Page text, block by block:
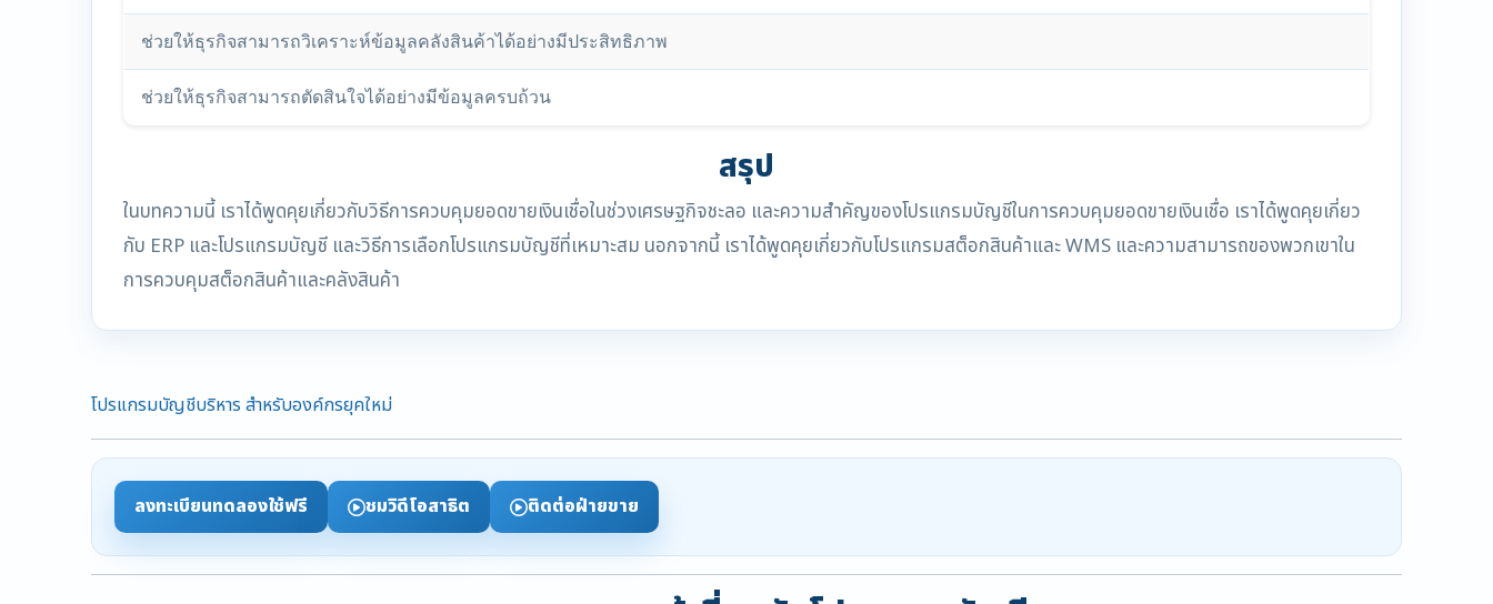
ช่วยให้ธุรกิจสามารถวิเคราะห์ข้อมูลคลังสินค้าได้อย่างมีประสิทธิภาพ
ช่วยให้ธุรกิจสามารถตัดสินใจได้อย่างมีข้อมูลครบถ้วน
สรุป
ในบทความนี้ เราได้พูดคุยเกี่ยวกับวิธีการควบคุมยอดขายเงินเชื่อในช่วงเศรษฐกิจชะลอ และความสำคัญของโปรแกรมบัญชีในการควบคุมยอดขายเงินเชื่อ เราได้พูดคุยเกี่ยว
กับ ERP และโปรแกรมบัญชี และวิธีการเลือกโปรแกรมบัญชีที่เหมาะสม นอกจากนี้ เราได้พูดคุยเกี่ยวกับโปรแกรมสต็อกสินค้าและ WMS และความสามารถของพวกเขาใน
การควบคุมสต็อกสินค้าและคลังสินค้า
โปรแกรมบัญชีบริหาร สำหรับองค์กรยุคใหม่
ลงทะเบียนทดลองใช้ฟรี ชมวิดีโอสาธิต ติดต่อฝ่ายขาย